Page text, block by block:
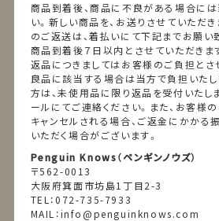
商品到着後、商品に不良がある場合には
い。新しい商品を、お送りさせていただ
のご返送は、着払いにて下記までお願い
商品到着後７日以内とさせていただきま
返品につきましてはお客様のご負担とさ
良品に該当する場合は当方で負担いた
方は、未使用品に限り返品を受付いたし
ールにてご連絡ください。また、お客様
キャンセルされる場合、ご返金にかかる
いただく場合がございます。
Penguin Knows（ペンギンノウズ）
〒562-0013
大阪府箕面市坊島1丁目2-3
TEL：072-735-7933
MAIL：info@penguinknows.com